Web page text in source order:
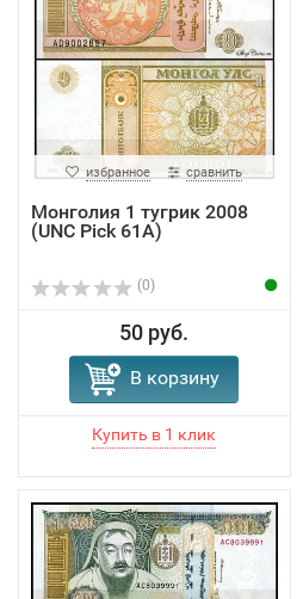
избранное сравнить
Монголия 1 тугрик 2008
(UNC Pick 61A)
(0)
50 руб.
В корзину